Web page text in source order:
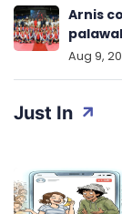
Just In
Arnis
Aug 9,